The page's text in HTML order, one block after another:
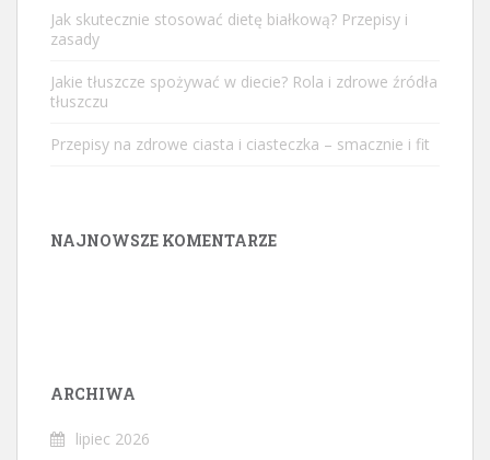
Jak skutecznie stosować dietę białkową? Przepisy i
zasady
Jakie tłuszcze spożywać w diecie? Rola i zdrowe źródła
tłuszczu
Przepisy na zdrowe ciasta i ciasteczka – smacznie i fit
NAJNOWSZE KOMENTARZE
ARCHIWA
lipiec 2026